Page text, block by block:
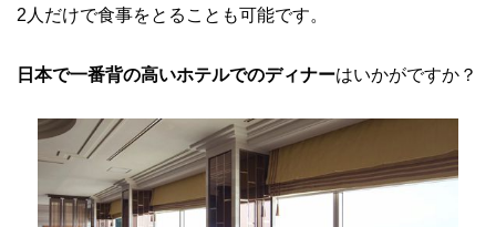
2人だけで食事をとることも可能です。
日本で一番背の高いホテルでのディナーはいかがですか？